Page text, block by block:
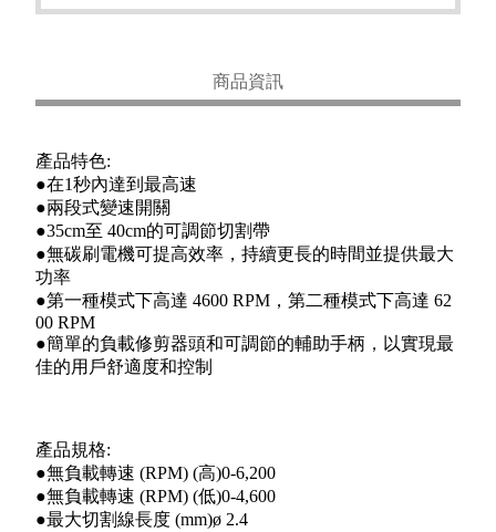
商品資訊
產品特色:
●在1秒內達到最高速
●兩段式變速開關
●35cm至 40cm的可調節切割帶
●無碳刷電機可提高效率，持續更長的時間並提供最大
功率
●第一種模式下高達 4600 RPM，第二種模式下高達 62
00 RPM
●簡單的負載修剪器頭和可調節的輔助手柄，以實現最
佳的用戶舒適度和控制
產品規格:
●無負載轉速 (RPM) (高)0-6,200
●無負載轉速 (RPM) (低)0-4,600
●最大切割線長度 (mm)ø 2.4